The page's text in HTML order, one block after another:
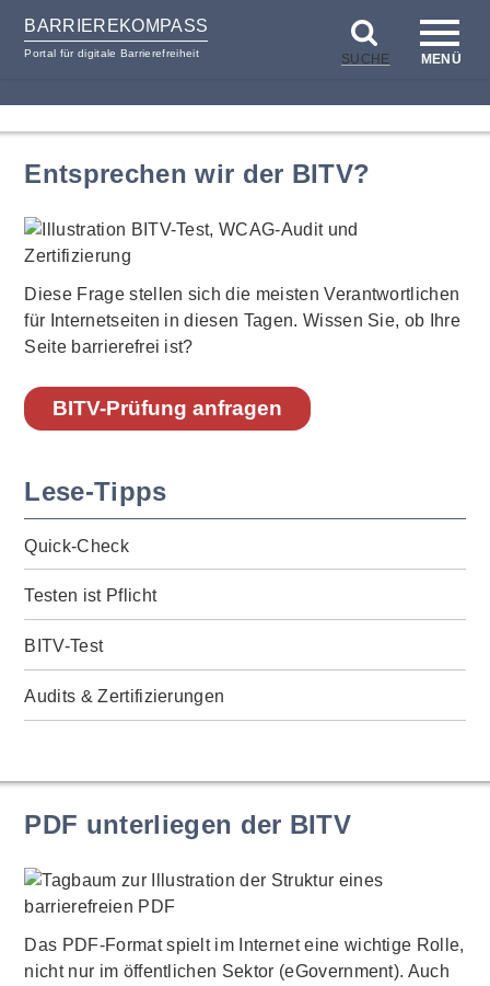
BARRIEREKOMPASS
Portal für digitale Barrierefreiheit SUCHE MENÜ
Entsprechen wir der BITV?
Diese Frage stellen sich die meisten Verantwortlichen
für Internetseiten in diesen Tagen. Wissen Sie, ob Ihre
Seite barrierefrei ist?
BITV-Prüfung anfragen
Lese-Tipps
Quick-Check
Testen ist Pflicht
BITV-Test
Audits & Zertifizierungen
PDF unterliegen der BITV
Das PDF-Format spielt im Internet eine wichtige Rolle,
nicht nur im öffentlichen Sektor (eGovernment). Auch